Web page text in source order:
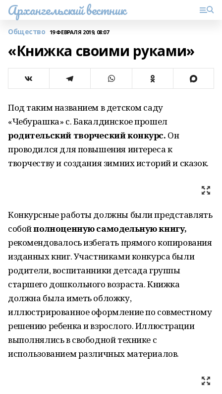
Архангельский вестник
Общество 19 ФЕВРАЛЯ 2019, 08:07
«Книжка своими руками»
Под таким названием в детском саду
«Чебурашка» с. Бакалдинское прошел
родительский творческий конкурс. Он
проводился для повышения интереса к
творчеству и создания зимних историй и сказок.
Конкурсные работы должны были представлять
собойполноценную самодельную книгу,
рекомендовалось избегать прямого копирования
изданных книг. Участниками конкурса были
родители, воспитанники детсада группы
старшего дошкольного возраста. Книжка
должна была иметь обложку,
иллюстрированное оформление по совместному
решению ребенка и взрослого. Иллюстрации
выполнялись в свободной технике с
использованием различных материалов.